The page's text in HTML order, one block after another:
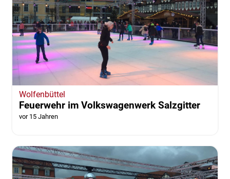
Wolfenbüttel
Feuerwehr im Volkswagenwerk Salzgitter
vor 15 Jahren